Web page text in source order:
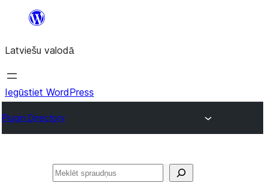
Pāriet
saturu
Latviešu valodā
Iegūstiet WordPress
Plugin Directory
Meklēt